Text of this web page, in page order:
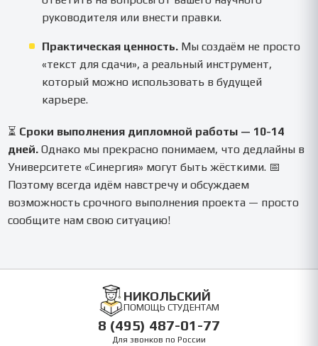
руководителя или внести правки.
Практическая ценность. Мы создаём не просто
«текст для сдачи», а реальный инструмент,
который можно использовать в будущей
карьере.
⏳ Сроки выполнения дипломной работы — 10-14
дней. Однако мы прекрасно понимаем, что дедлайны в
Университете «Синергия» могут быть жёсткими. 📅
Поэтому всегда идём навстречу и обсуждаем
возможность срочного выполнения проекта — просто
сообщите нам свою ситуацию!
НИКОЛЬСКИЙ
ПОМОЩЬ СТУДЕНТАМ
8 (495) 487-01-77
Для звонков по России